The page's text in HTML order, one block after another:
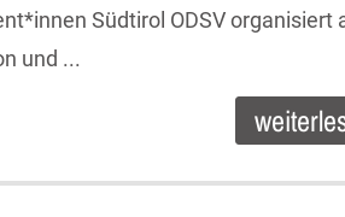
Südtirol ODSV organisiert
und ...